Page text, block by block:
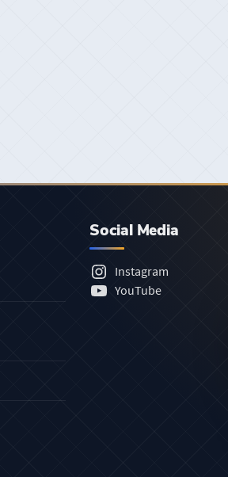
Social Media
Instagram
YouTube